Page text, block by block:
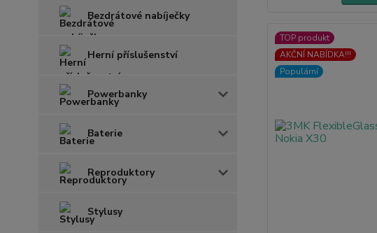
Bezdrátové nabíječky
Herní příslušenství
Powerbanky
Baterie
Reproduktory
Stylusy
TOP produkt
AKČNÍ NABÍDKA!!!
Populární